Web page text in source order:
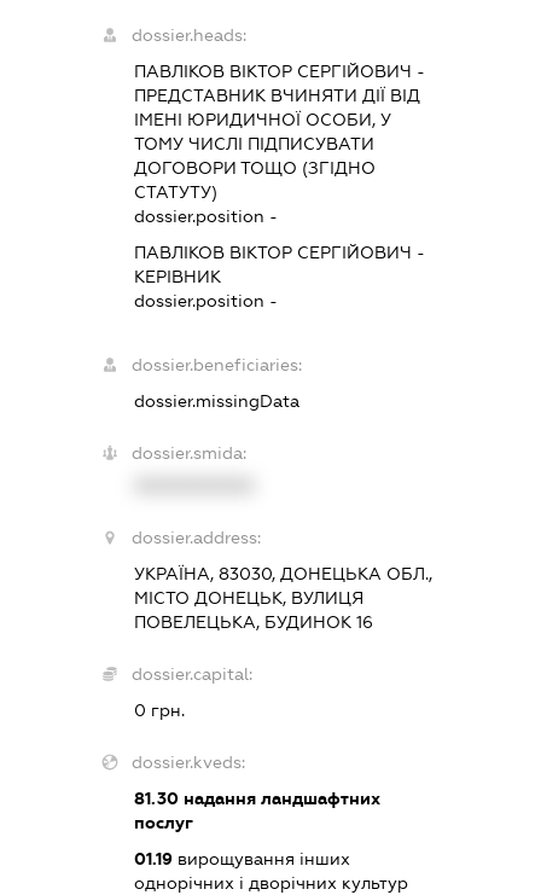
dossier.heads:
ПАВЛІКОВ ВІКТОР СЕРГІЙОВИЧ -
ПРЕДСТАВНИК ВЧИНЯТИ ДІЇ ВІД
ІМЕНІ ЮРИДИЧНОЇ ОСОБИ, У
ТОМУ ЧИСЛІ ПІДПИСУВАТИ
ДОГОВОРИ ТОЩО (ЗГІДНО
СТАТУТУ)
dossier.position -
ПАВЛІКОВ ВІКТОР СЕРГІЙОВИЧ -
КЕРІВНИК
dossier.position -
dossier.beneficiaries:
dossier.missingData
dossier.smida:
dossier.address:
УКРАЇНА, 83030, ДОНЕЦЬКА ОБЛ.,
МІСТО ДОНЕЦЬК, ВУЛИЦЯ
ПОВЕЛЕЦЬКА, БУДИНОК 16
dossier.capital:
0 грн.
dossier.kveds:
81.30надання ландшафтних
послуг
01.19вирощування інших
однорічних і дворічних культур